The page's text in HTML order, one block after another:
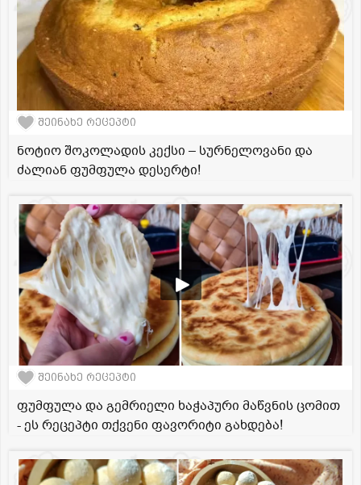
შეინახე რეცეპტი
ნოტიო შოკოლადის კექსი – სურნელოვანი და
ძალიან ფუმფულა დესერტი!
შეინახე რეცეპტი
ფუმფულა და გემრიელი ხაჭაპური მაწვნის ცომით
- ეს რეცეპტი თქვენი ფავორიტი გახდება!